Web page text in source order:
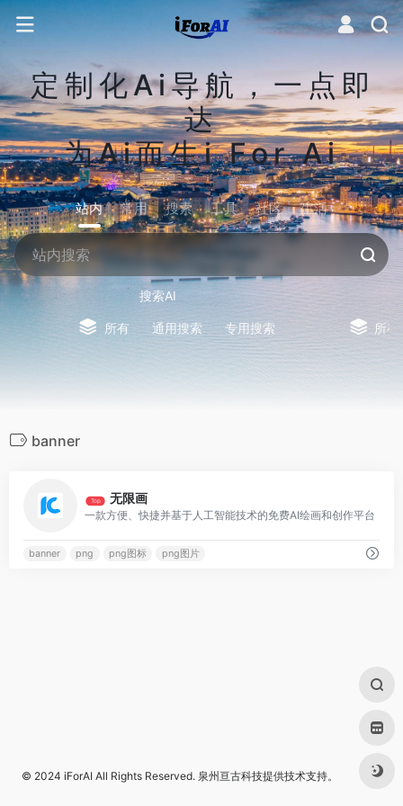
定制化Ai导航，一点即
达
为Ai而生i For Ai
站内 常用 搜索 工具 社区 生活
搜索AI
所有 通用搜索 专用搜索 所有
banner
Top 无限画
一款方便、快捷并基于人工智能技术的免费AI绘画和创作平台
banner png png图标 png图片
© 2024 iForAI All Rights Reserved. 泉州亘古科技提供技术支持。